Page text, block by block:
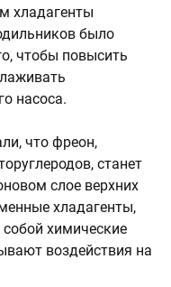
хладагенты
было
чтобы повысить
насоса.
что фреон,
станет
слое верхних
хладагенты,
химические
воздействия на